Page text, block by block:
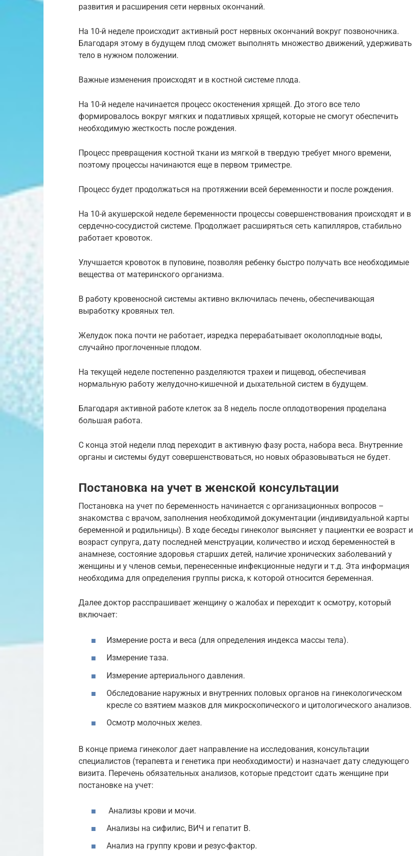
развития и расширения сети нервных окончаний.
На 10-й неделе происходит активный рост нервных окончаний вокруг позвоночника.
Благодаря этому в будущем плод сможет выполнять множество движений, удерживать
тело в нужном положении.
Важные изменения происходят и в костной системе плода.
На 10-й неделе начинается процесс окостенения хрящей. До этого все тело
формировалось вокруг мягких и податливых хрящей, которые не смогут обеспечить
необходимую жесткость после рождения.
Процесс превращения костной ткани из мягкой в твердую требует много времени,
поэтому процессы начинаются еще в первом триместре.
Процесс будет продолжаться на протяжении всей беременности и после рождения.
На 10-й акушерской неделе беременности процессы совершенствования происходят и в
сердечно-сосудистой системе. Продолжает расширяться сеть капилляров, стабильно
работает кровоток.
Улучшается кровоток в пуповине, позволяя ребенку быстро получать все необходимые
вещества от материнского организма.
В работу кровеносной системы активно включилась печень, обеспечивающая
выработку кровяных тел.
Желудок пока почти не работает, изредка перерабатывает околоплодные воды,
случайно проглоченные плодом.
На текущей неделе постепенно разделяются трахеи и пищевод, обеспечивая
нормальную работу желудочно-кишечной и дыхательной систем в будущем.
Благодаря активной работе клеток за 8 недель после оплодотворения проделана
большая работа.
С конца этой недели плод переходит в активную фазу роста, набора веса. Внутренние
органы и системы будут совершенствоваться, но новых образовываться не будет.
Постановка на учет в женской консультации
Постановка на учет по беременность начинается с организационных вопросов –
знакомства с врачом, заполнения необходимой документации (индивидуальной карты
беременной и родильницы). В ходе беседы гинеколог выясняет у пациентки ее возраст и
возраст супруга, дату последней менструации, количество и исход беременностей в
анамнезе, состояние здоровья старших детей, наличие хронических заболеваний у
женщины и у членов семьи, перенесенные инфекционные недуги и т.д. Эта информация
необходима для определения группы риска, к которой относится беременная.
Далее доктор расспрашивает женщину о жалобах и переходит к осмотру, который
включает:
Измерение роста и веса (для определения индекса массы тела).
Измерение таза.
Измерение артериального давления.
Обследование наружных и внутренних половых органов на гинекологическом
кресле со взятием мазков для микроскопического и цитологического анализов.
Осмотр молочных желез.
В конце приема гинеколог дает направление на исследования, консультации
специалистов (терапевта и генетика при необходимости) и назначает дату следующего
визита. Перечень обязательных анализов, которые предстоит сдать женщине при
постановке на учет:
Анализы крови и мочи.
Анализы на сифилис, ВИЧ и гепатит В.
Анализ на группу крови и резус-фактор.